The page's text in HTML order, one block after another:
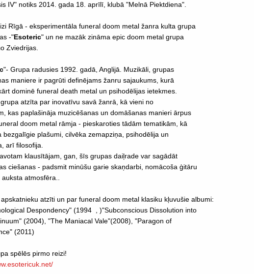
IV" notiks 2014. gada 18. aprīlī, klubā "Melnā Piektdiena".
Rīgā - eksperimentāla funeral doom metal žanra kulta grupa
-"Esoteric" un ne mazāk zināma epic doom metal grupa
Zviedrijas.
"- Grupa radusies 1992. gadā, Anglijā. Muzikāli, grupas
maniere ir pagrūti definējams žanru sajaukums, kurā
dominē funeral death metal un psihodēlijas ietekmes.
atzīta par inovatīvu savā žanrā, kā vieni no
kas paplašināja muzicēšanas un domāšanas manieri ārpus
doom metal rāmja - pieskaroties tādām tematikām, kā
bezgalīgie plašumi, cilvēka zemapziņa, psihodēlija un
arī filosofija.
klausītājam, gan, šīs grupas daiļrade var sagādāt
ciešanas - padsmit minūšu garie skaņdarbi, nomācoša ģitāru
atmosfēra..
atzīti un par funeral doom metal klasiku kļuvušie albumi:
Despondency" (1994 , )"Subconscious Dissolution into
(2004), "The Maniacal Vale"(2008), "Paragon of
(2011)
spēlēs pirmo reizi!